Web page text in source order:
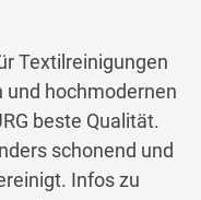
Textilreinigungen
hochmodernen
beste Qualität.
schonend und
Infos zu